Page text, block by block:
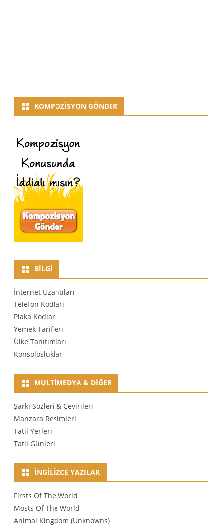
KOMPOZISYON GÖNDER
BILGI
İnternet Uzantıları
Telefon Kodları
Plaka Kodları
Yemek Tarifleri
Ülke Tanıtımları
Konsolosluklar
MULTIMEDYA & DIĞER
Şarkı Sözleri & Çevirileri
Manzara Resimleri
Tatil Yerleri
Tatil Günleri
İNGILIZCE YAZILAR
Firsts Of The World
Mosts Of The World
Animal Kingdom (Unknowns)